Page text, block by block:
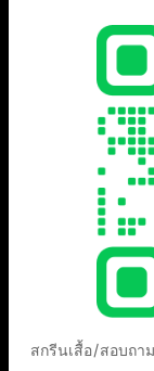
สกรีนเสื้อ/สอบถา